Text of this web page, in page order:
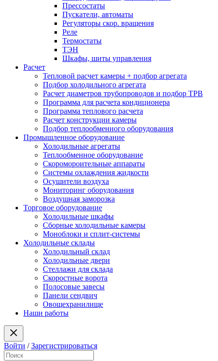
Прессостаты
Пускатели, автоматы
Регуляторы скор. вращения
Реле
Термостаты
ТЭН
Шкафы, шиты управления
Расчет
Тепловой расчет камеры + подбор агрегата
Подбор холодильного агрегата
Расчет диаметров трубопроводов и подбор ТРВ
Программа для расчета кондиционера
Программа теплового расчета
Расчет конструкции камеры
Подбор теплообменного оборудования
Промышленное оборудование
Холодильные агрегаты
Теплообменное оборудование
Скоромороительные аппараты
Системы охлаждения жидкости
Осушители воздуха
Мониторинг оборудования
Воздушная заморозка
Торговое оборудование
Холодильные шкафы
Сборные холодильные камеры
Моноблоки и сплит-системы
Холодильные склады
Холодильный склад
Холодильные двери
Стеллажи для склада
Скоростные ворота
Полосовые завесы
Панели сендвич
Овощехранилище
Наши работы
Войти /Зарегистрироваться